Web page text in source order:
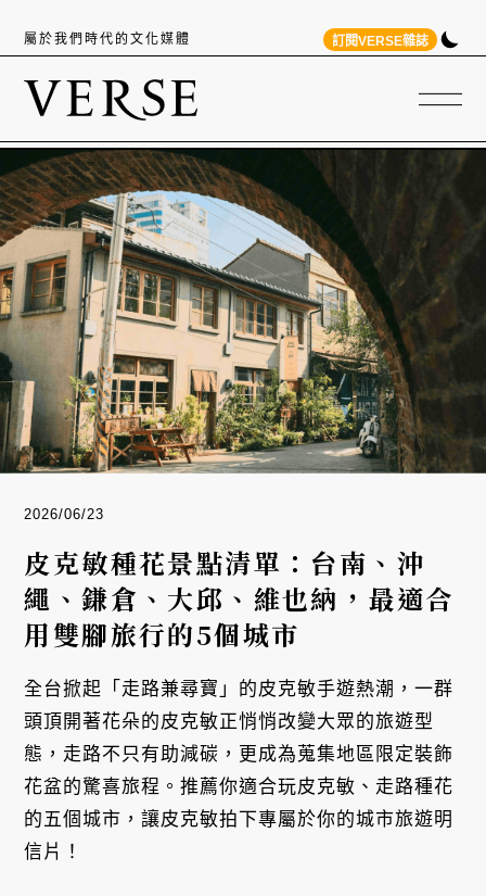
屬於我們時代的文化媒體 訂閱VERSE雜誌
2026/06/23
皮克敏種花景點清單：台南、沖
繩、鎌倉、大邱、維也納，最適合
用雙腳旅行的5個城市
全台掀起「走路兼尋寶」的皮克敏手遊熱潮，一群
頭頂開著花朵的皮克敏正悄悄改變大眾的旅遊型
態，走路不只有助減碳，更成為蒐集地區限定裝飾
花盆的驚喜旅程。推薦你適合玩皮克敏、走路種花
的五個城市，讓皮克敏拍下專屬於你的城市旅遊明
信片！